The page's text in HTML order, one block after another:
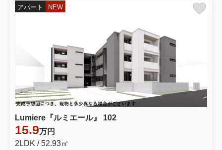
アパート NEW
Lumiere『ルミエール』 102
15.9万円
2LDK / 52.93㎡